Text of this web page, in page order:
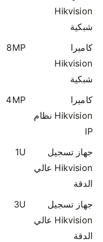
Hikvision
شبكية
كاميرا
Hikvision
شبكية
8MP
كاميرا
Hikvision نظام
IP
4MP
جهاز تسجيل
Hikvision عالي
الدقة
1U
جهاز تسجيل
Hikvision عالي
الدقة
3U